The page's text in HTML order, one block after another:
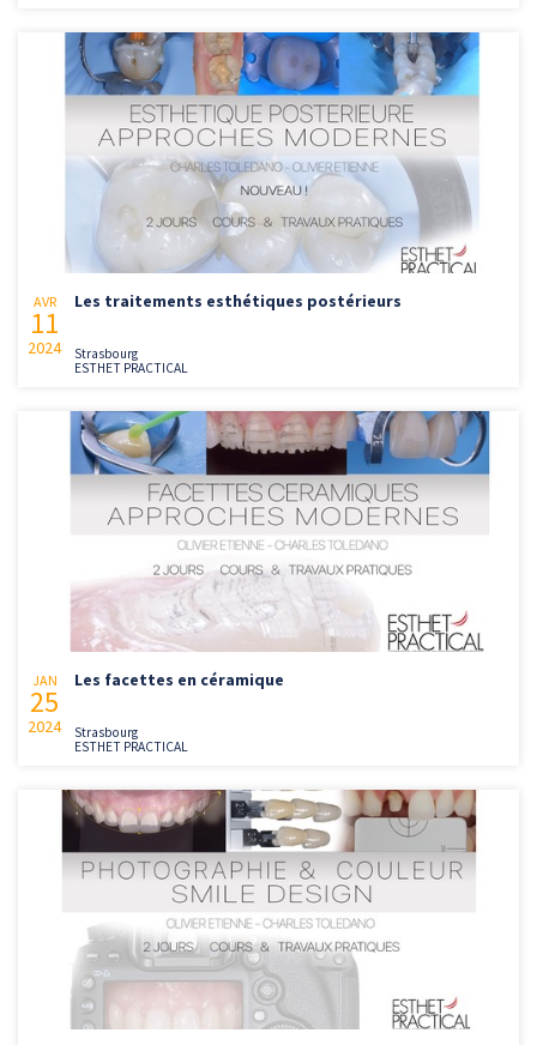
AVR
11
2024
Les traitements esthétiques postérieurs
Strasbourg
ESTHET PRACTICAL
JAN
25
2024
Les facettes en céramique
Strasbourg
ESTHET PRACTICAL